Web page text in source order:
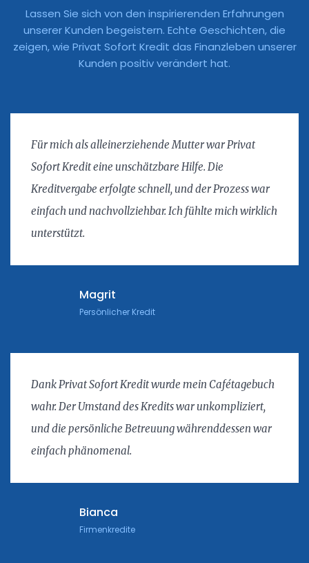
Lassen Sie sich von den inspirierenden Erfahrungen
unserer Kunden begeistern. Echte Geschichten, die
zeigen, wie Privat Sofort Kredit das Finanzleben unserer
Kunden positiv verändert hat.
Für mich als alleinerziehende Mutter war Privat
Sofort Kredit eine unschätzbare Hilfe. Die
Kreditvergabe erfolgte schnell, und der Prozess war
einfach und nachvollziehbar. Ich fühlte mich wirklich
unterstützt.
Magrit
Persönlicher Kredit
Dank Privat Sofort Kredit wurde mein Cafétagebuch
wahr. Der Umstand des Kredits war unkompliziert,
und die persönliche Betreuung währenddessen war
einfach phänomenal.
Bianca
Firmenkredite